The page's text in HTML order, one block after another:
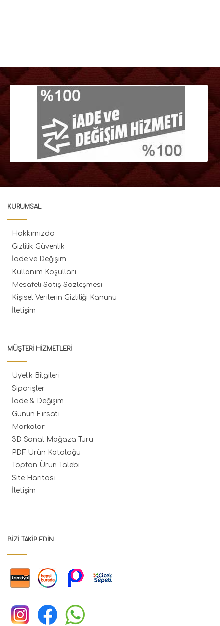
KURUMSAL
Hakkımızda
Gizlilik Güvenlik
İade ve Değişim
Kullanım Koşulları
Mesafeli Satış Sözleşmesi
Kişisel Verilerin Gizliliği Kanunu
İletişim
MÜŞTERI HIZMETLERI
Üyelik Bilgileri
Siparişler
İade & Değişim
Günün Fırsatı
Markalar
3D Sanal Mağaza Turu
PDF Ürün Kataloğu
Toptan Ürün Talebi
Site Haritası
İletişim
BIZI TAKIP EDIN